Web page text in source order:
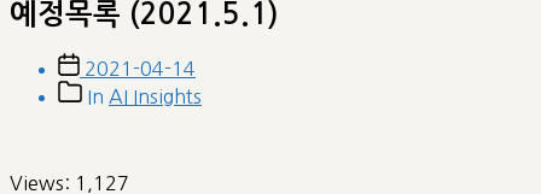
예정목록 (2021.5.1)
Post
date
2021-04-14
PostIn AI Insights
Views: 1,127